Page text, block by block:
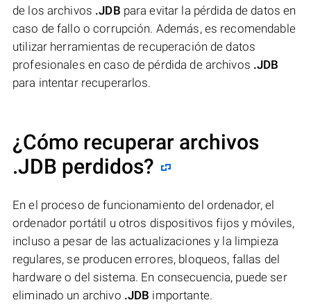
de los archivos .JDB para evitar la pérdida de datos en
caso de fallo o corrupción. Además, es recomendable
utilizar herramientas de recuperación de datos
profesionales en caso de pérdida de archivos .JDB
para intentar recuperarlos.
¿Cómo recuperar archivos
.JDB perdidos?
En el proceso de funcionamiento del ordenador, el
ordenador portátil u otros dispositivos fijos y móviles,
incluso a pesar de las actualizaciones y la limpieza
regulares, se producen errores, bloqueos, fallas del
hardware o del sistema. En consecuencia, puede ser
eliminado un archivo .JDB importante.